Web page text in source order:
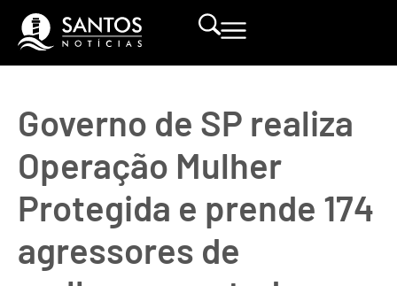
Governo de SP realiza
Operação Mulher
Protegida e prende 174
agressores de